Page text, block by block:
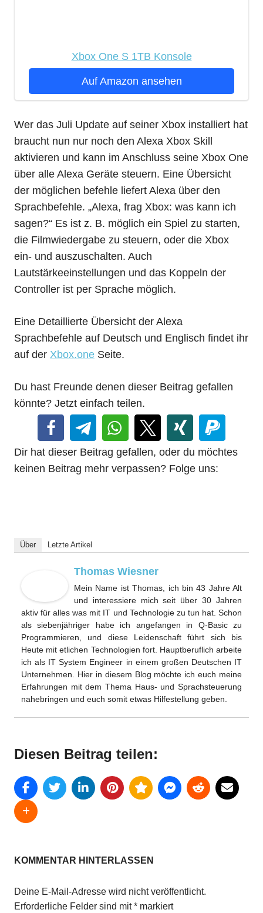
Xbox One S 1TB Konsole
Auf Amazon ansehen
Wer das Juli Update auf seiner Xbox installiert hat
braucht nun nur noch den Alexa Xbox Skill
aktivieren und kann im Anschluss seine Xbox One
über alle Alexa Geräte steuern. Eine Übersicht
der möglichen befehle liefert Alexa über den
Sprachbefehle. „Alexa, frag Xbox: was kann ich
sagen?“ Es ist z. B. möglich ein Spiel zu starten,
die Filmwiedergabe zu steuern, oder die Xbox
ein- und auszuschalten. Auch
Lautstärkeeinstellungen und das Koppeln der
Controller ist per Sprache möglich.
Eine Detaillierte Übersicht der Alexa
Sprachbefehle auf Deutsch und Englisch findet ihr
auf der Xbox.one Seite.
Du hast Freunde denen dieser Beitrag gefallen
könnte? Jetzt einfach teilen.
Dir hat dieser Beitrag gefallen, oder du möchtes
keinen Beitrag mehr verpassen? Folge uns:
Über Letzte Artikel
Thomas Wiesner
Mein Name ist Thomas, ich bin 43 Jahre Alt
und interessiere mich seit über 30 Jahren
aktiv für alles was mit IT und Technologie zu tun hat. Schon
als siebenjähriger habe ich angefangen in Q-Basic zu
Programmieren, und diese Leidenschaft führt sich bis
Heute mit etlichen Technologien fort. Hauptberuflich arbeite
ich als IT System Engineer in einem großen Deutschen IT
Unternehmen. Hier in diesem Blog möchte ich euch meine
Erfahrungen mit dem Thema Haus- und Sprachsteuerung
nahebringen und euch somit etwas Hilfestellung geben.
Diesen Beitrag teilen:
ALEXA
KOMMENTAR HINTERLASSEN
Deine E-Mail-Adresse wird nicht veröffentlicht.
Erforderliche Felder sind mit* markiert